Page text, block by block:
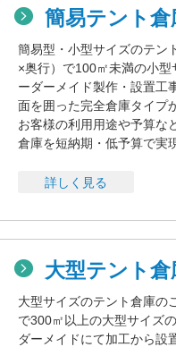
簡易テント倉
簡易型・小型サイズのテン
×奥行）で100㎡未満の小
ーダーメイド製作・設置工
面を囲った完全倉庫タイプ
お客様の利用用途や予算な
倉庫を短納期・低予算で実
詳しく見る
大型テント
大型サイズのテント倉庫の
で300㎡以上の大型サイズ
ダーメイドにて加工から設